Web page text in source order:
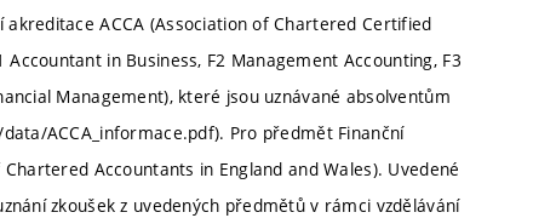
ACCA (Association of Chartered Certified
in Business, F2 Management Accounting, F3
Management), které jsou uznávané absolventům
ACCA_informace.pdf). Pro předmět Finanční
Accountants in England and Wales). Uvedené
zkoušek z uvedených předmětů v rámci vzdělávání